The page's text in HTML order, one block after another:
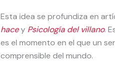
Esta idea se profundiza en
hacey Psicología del villano.
es el momento en el que un
comprensible del mundo.